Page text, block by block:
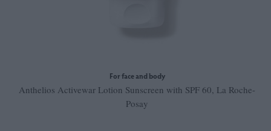
For face and body
Anthelios Activewar Lotion Sunscreen with SPF 60, La Roche-
Posay